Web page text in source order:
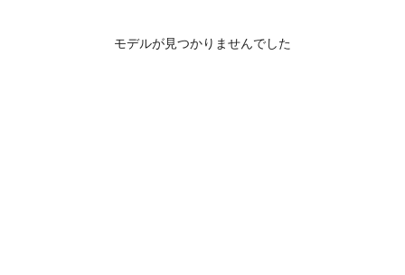
モデルが見つかりませんでした